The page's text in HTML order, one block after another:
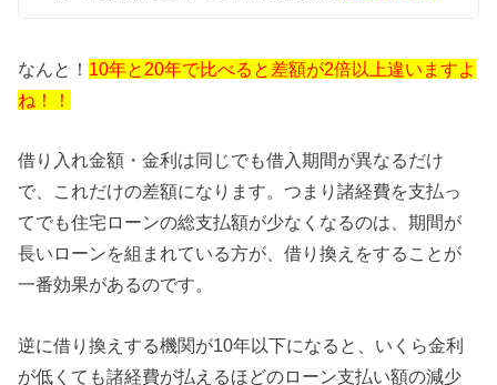
なんと！ 10年と20年で比べると差額が2倍以上違いますよ
ね！！
借り入れ金額・金利は同じでも借入期間が異なるだけ
で、これだけの差額になります。つまり諸経費を支払っ
てでも住宅ローンの総支払額が少なくなるのは、期間が
長いローンを組まれている方が、借り換えをすることが
一番効果があるのです。
逆に借り換えする機関が10年以下になると、いくら金利
が低くても諸経費が払えるほどのローン支払い額の減少